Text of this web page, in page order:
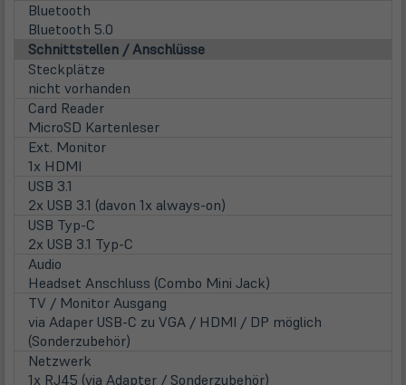
Bluetooth
Bluetooth 5.0
Schnittstellen / Anschlüsse
Steckplätze
nicht vorhanden
Card Reader
MicroSD Kartenleser
Ext. Monitor
1x HDMI
USB 3.1
2x USB 3.1 (davon 1x always-on)
USB Typ-C
2x USB 3.1 Typ-C
Audio
Headset Anschluss (Combo Mini Jack)
TV / Monitor Ausgang
via Adaper USB-C zu VGA / HDMI / DP möglich
(Sonderzubehör)
Netzwerk
1x RJ45 (via Adapter / Sonderzubehör)